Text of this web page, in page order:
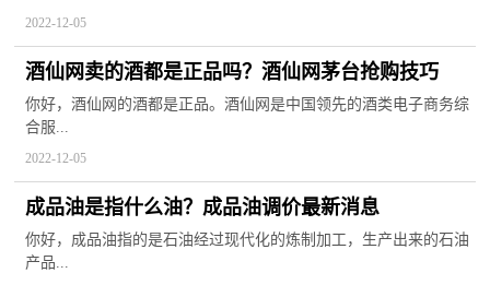
2022-12-05
酒仙网卖的酒都是正品吗？酒仙网茅台抢购技巧
你好，酒仙网的酒都是正品。酒仙网是中国领先的酒类电子商务综
合服...
2022-12-05
成品油是指什么油？成品油调价最新消息
你好，成品油指的是石油经过现代化的炼制加工，生产出来的石油
产品...